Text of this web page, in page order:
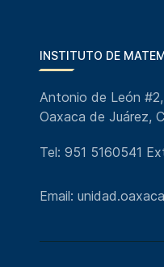
INSTITUTO DE
Antonio de León
Oaxaca de Juárez,
Tel: 951 5160541
Email: